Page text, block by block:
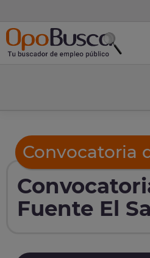
Convocatoria
Fuente El